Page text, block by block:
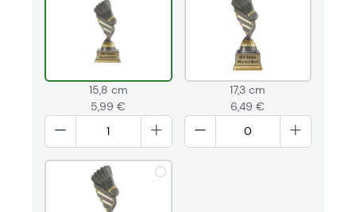
15,8 cm
5,99 €
17,3 cm
6,49 €